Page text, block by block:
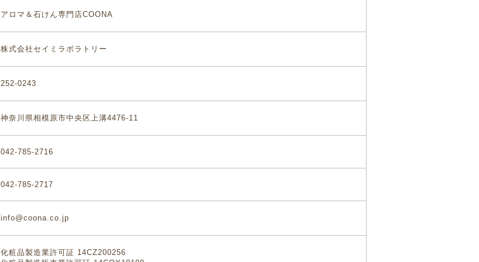
アロマ＆石けん専門店COONA
株式会社セイミラボラトリー
252-0243
神奈川県相模原市中央区上溝4476-11
042-785-2716
042-785-2717
info@coona.co.jp
化粧品製造業許可証 14CZ200256